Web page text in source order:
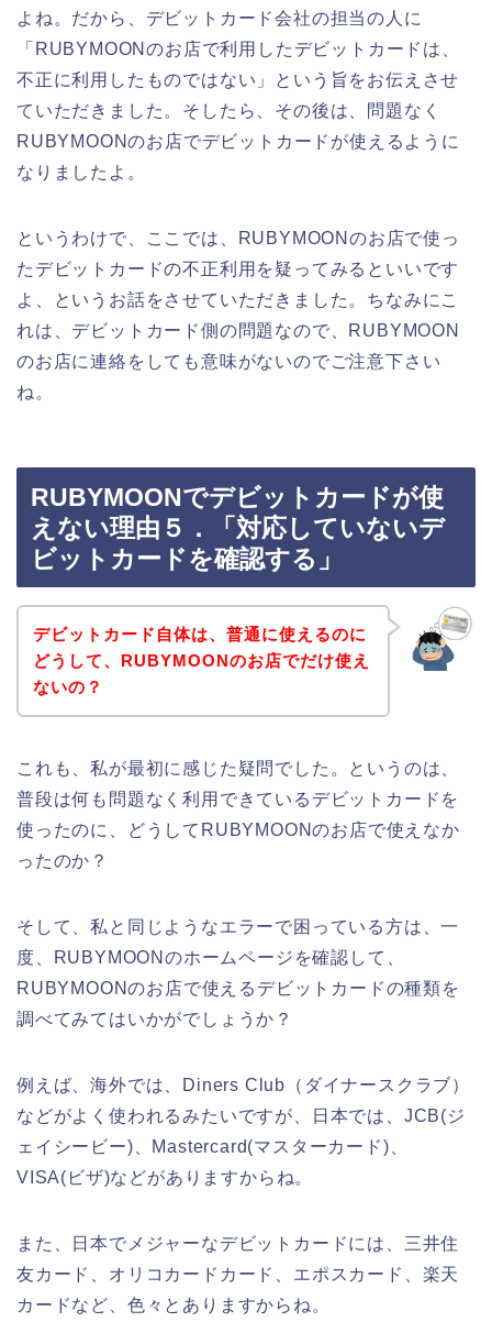
よね。だから、デビットカード会社の担当の人に
「RUBYMOONのお店で利用したデビットカードは、
不正に利用したものではない」という旨をお伝えさせ
ていただきました。そしたら、その後は、問題なく
RUBYMOONのお店でデビットカードが使えるように
なりましたよ。
というわけで、ここでは、RUBYMOONのお店で使っ
たデビットカードの不正利用を疑ってみるといいです
よ、というお話をさせていただきました。ちなみにこ
れは、デビットカード側の問題なので、RUBYMOON
のお店に連絡をしても意味がないのでご注意下さい
ね。
RUBYMOONでデビットカードが使
えない理由５．「対応していないデ
ビットカードを確認する」
デビットカード自体は、普通に使えるのに
どうして、RUBYMOONのお店でだけ使え
ないの？
これも、私が最初に感じた疑問でした。というのは、
普段は何も問題なく利用できているデビットカードを
使ったのに、どうしてRUBYMOONのお店で使えなか
ったのか？
そして、私と同じようなエラーで困っている方は、一
度、RUBYMOONのホームページを確認して、
RUBYMOONのお店で使えるデビットカードの種類を
調べてみてはいかがでしょうか？
例えば、海外では、Diners Club（ダイナースクラブ）
などがよく使われるみたいですが、日本では、JCB(ジ
ェイシービー)、Mastercard(マスターカード)、
VISA(ビザ)などがありますからね。
また、日本でメジャーなデビットカードには、三井住
友カード、オリコカードカード、エポスカード、楽天
カードなど、色々とありますからね。